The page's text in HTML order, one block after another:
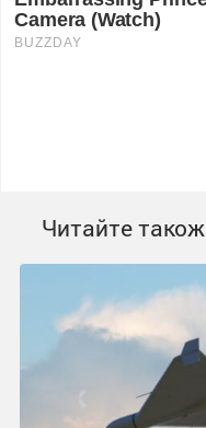
Читайте також